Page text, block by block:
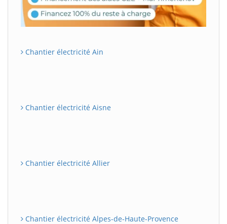
Chantier électricité Ain
Chantier électricité Aisne
Chantier électricité Allier
Chantier électricité Alpes-de-Haute-Provence